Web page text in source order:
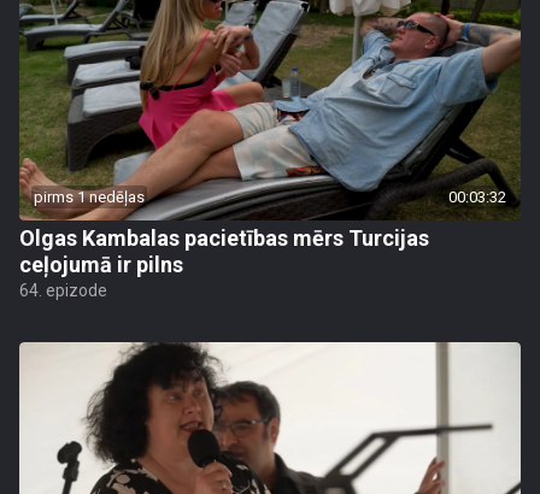
pirms 1 nedēļas 00:03:32
Olgas Kambalas pacietības mērs Turcijas
ceļojumā ir pilns
64. epizode